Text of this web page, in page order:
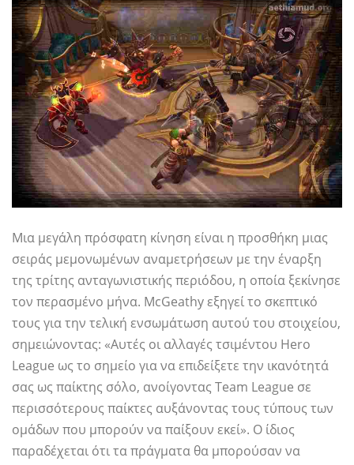
Μια μεγάλη πρόσφατη κίνηση είναι η προσθήκη μιας
σειράς μεμονωμένων αναμετρήσεων με την έναρξη
της τρίτης ανταγωνιστικής περιόδου, η οποία ξεκίνησε
τον περασμένο μήνα. McGeathy εξηγεί το σκεπτικό
τους για την τελική ενσωμάτωση αυτού του στοιχείου,
σημειώνοντας: «Αυτές οι αλλαγές τσιμέντου Hero
League ως το σημείο για να επιδείξετε την ικανότητά
σας ως παίκτης σόλο, ανοίγοντας Team League σε
περισσότερους παίκτες αυξάνοντας τους τύπους των
ομάδων που μπορούν να παίξουν εκεί». Ο ίδιος
παραδέχεται ότι τα πράγματα θα μπορούσαν να